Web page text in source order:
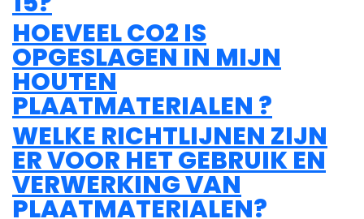
HOEVEEL CO2 IS
OPGESLAGEN IN MIJN
HOUTEN
PLAATMATERIALEN ?
WELKE RICHTLIJNEN ZIJN
ER VOOR HET GEBRUIK EN
VERWERKING VAN
PLAATMATERIALEN?